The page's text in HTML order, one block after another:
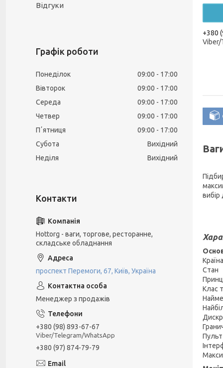
+380
Viber/
вибір
Клас
Відгуки
Графік роботи
Понеділок 09:00
17:00
Вівторок
09:00
17:00
Середа
09:00
17:00
Четвер
09:00
17:00
Пʼятниця
09:00
17:00
Субота
Вихідний
Неділя
Вихідний
Hottorg - ваги, торгове, ресторанне,
складське обладнання
проспект Перемоги, 67, Київ, Україна
Менеджер з продажів
+380 (98) 893-67-67
Viber/Telegram/WhatsApp
+380 (97) 874-79-79